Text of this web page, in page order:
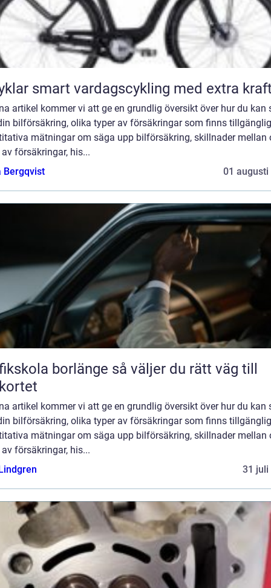
Elcyklar smart vardagscykling med extra
artikel kommer vi att ge en grundlig översikt över hur du kan
bilförsäkring, olika typer av försäkringar som finns
mätningar om säga upp bilförsäkring, skillnader mellan
försäkringar, his...
Bergqvist
01 augusti
borlänge så väljer du rätt väg till
artikel kommer vi att ge en grundlig översikt över hur du kan
bilförsäkring, olika typer av försäkringar som finns
mätningar om säga upp bilförsäkring, skillnader mellan
försäkringar, his...
31 juli